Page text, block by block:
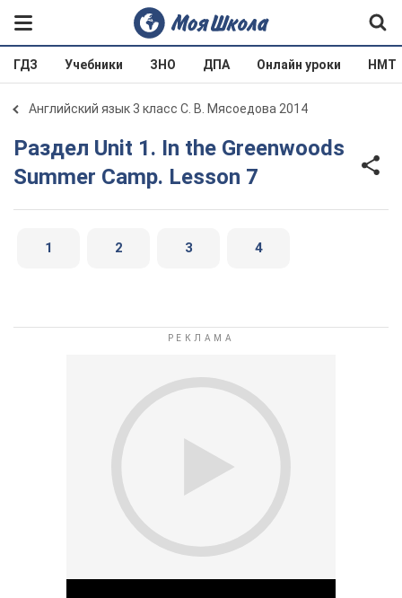
ГДЗ Учебники ЗНО ДПА Онлайн уроки НМТ
Английский язык 3 класс С. В. Мясоедова 2014
Раздел Unit 1. In the Greenwoods
Summer Camp. Lesson 7
1 2 3 4